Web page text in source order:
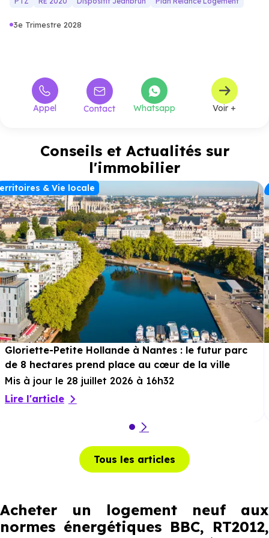
3e Trimestre 2028
Appel Contact Whatsapp Voir +
Conseils et Actualités sur
l'immobilier
& Vie locale
Gloriette-Petite Hollande à Nantes : le futur parc
de 8 hectares prend place au cœur de la ville
Mis à jour le 28 juillet 2026 à 16h32
Lire l'article
Tous les articles
Acheter un logement neuf aux
normes énergétiques BBC, RT2012,